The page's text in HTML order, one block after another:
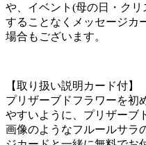
や、イベント(母の日・ク
することなくメッセージカ
場合もございます。
【取り扱い説明カード付】
プリザーブドフラワーを初
やすいように、プリザーブ
画像のようなフルールサラ